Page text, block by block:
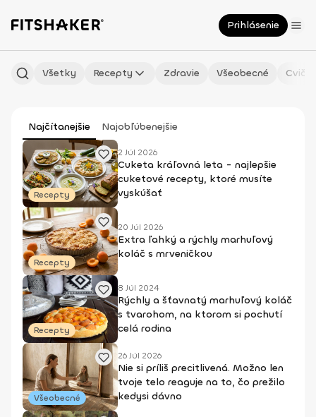
Prihlásenie
Všetky Recepty Zdravie Všeobecné
Najčítanejšie Najobľúbenejšie
Recepty
2 Júl 2026
Cuketa kráľovná leta - najlepšie
cuketové recepty, ktoré musíte
vyskúšať
Recepty
20 Júl 2026
Extra ľahký a rýchly marhuľový
koláč s mrveničkou
Recepty
8 Júl 2024
Rýchly a šťavnatý marhuľový koláč
s tvarohom, na ktorom si pochutí
celá rodina
Všeobecné
26 Júl 2026
Nie si príliš precitlivená. Možno len
tvoje telo reaguje na to, čo prežilo
kedysi dávno